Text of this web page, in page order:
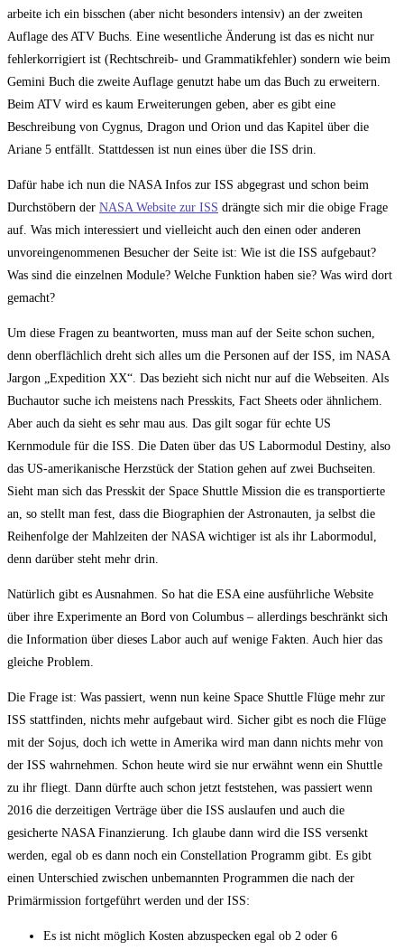
arbeite ich ein bisschen (aber nicht besonders intensiv) an der zweiten
Auflage des ATV Buchs. Eine wesentliche Änderung ist das es nicht nur
fehlerkorrigiert ist (Rechtschreib- und Grammatikfehler) sondern wie beim
Gemini Buch die zweite Auflage genutzt habe um das Buch zu erweitern.
Beim ATV wird es kaum Erweiterungen geben, aber es gibt eine
Beschreibung von Cygnus, Dragon und Orion und das Kapitel über die
Ariane 5 entfällt. Stattdessen ist nun eines über die ISS drin.
Dafür habe ich nun die NASA Infos zur ISS abgegrast und schon beim
Durchstöbern der NASA Website zur ISS drängte sich mir die obige Frage
auf. Was mich interessiert und vielleicht auch den einen oder anderen
unvoreingenommenen Besucher der Seite ist: Wie ist die ISS aufgebaut?
Was sind die einzelnen Module? Welche Funktion haben sie? Was wird dort
gemacht?
Um diese Fragen zu beantworten, muss man auf der Seite schon suchen,
denn oberflächlich dreht sich alles um die Personen auf der ISS, im NASA
Jargon „Expedition XX“. Das bezieht sich nicht nur auf die Webseiten. Als
Buchautor suche ich meistens nach Presskits, Fact Sheets oder ähnlichem.
Aber auch da sieht es sehr mau aus. Das gilt sogar für echte US
Kernmodule für die ISS. Die Daten über das US Labormodul Destiny, also
das US-amerikanische Herzstück der Station gehen auf zwei Buchseiten.
Sieht man sich das Presskit der Space Shuttle Mission die es transportierte
an, so stellt man fest, dass die Biographien der Astronauten, ja selbst die
Reihenfolge der Mahlzeiten der NASA wichtiger ist als ihr Labormodul,
denn darüber steht mehr drin.
Natürlich gibt es Ausnahmen. So hat die ESA eine ausführliche Website
über ihre Experimente an Bord von Columbus – allerdings beschränkt sich
die Information über dieses Labor auch auf wenige Fakten. Auch hier das
gleiche Problem.
Die Frage ist: Was passiert, wenn nun keine Space Shuttle Flüge mehr zur
ISS stattfinden, nichts mehr aufgebaut wird. Sicher gibt es noch die Flüge
mit der Sojus, doch ich wette in Amerika wird man dann nichts mehr von
der ISS wahrnehmen. Schon heute wird sie nur erwähnt wenn ein Shuttle
zu ihr fliegt. Dann dürfte auch schon jetzt feststehen, was passiert wenn
2016 die derzeitigen Verträge über die ISS auslaufen und auch die
gesicherte NASA Finanzierung. Ich glaube dann wird die ISS versenkt
werden, egal ob es dann noch ein Constellation Programm gibt. Es gibt
einen Unterschied zwischen unbemannten Programmen die nach der
Primärmission fortgeführt werden und der ISS:
Es ist nicht möglich Kosten abzuspecken egal ob 2 oder 6